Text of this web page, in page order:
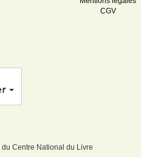
CGV
Centre National du Livre